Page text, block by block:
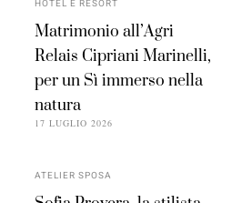
HOTEL E RESORT
Matrimonio all’Agri
Relais Cipriani Marinelli,
per un Sì immerso nella
natura
17 LUGLIO 2026
ATELIER SPOSA